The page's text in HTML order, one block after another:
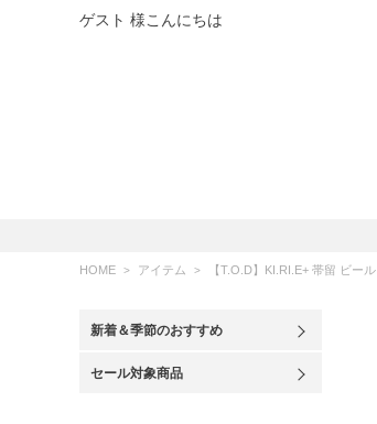
ゲスト 様こんにちは
HOME アイテム 【T.O.D】KI.RI.E+ 帯留 ビール
新着＆季節のおすすめ
セール対象商品